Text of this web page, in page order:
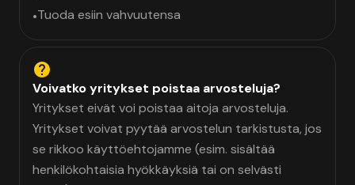
•Tuoda esiin vahvuutensa
Voivatko yritykset poistaa arvosteluja?
Yritykset eivät voi poistaa aitoja arvosteluja.
Yritykset voivat pyytää arvostelun tarkistusta, jos
se rikkoo käyttöehtojamme (esim. sisältää
henkilökohtaisia hyökkäyksiä tai on selvästi